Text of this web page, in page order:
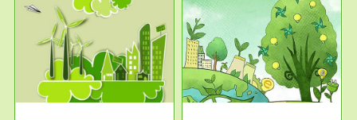
服务范围
园区环保管家
2016 年 4 月，环保部下发《关
于积极发挥环境保护作用促进供